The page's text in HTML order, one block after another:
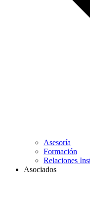
Asesoría
Formación
Relaciones
Asociados